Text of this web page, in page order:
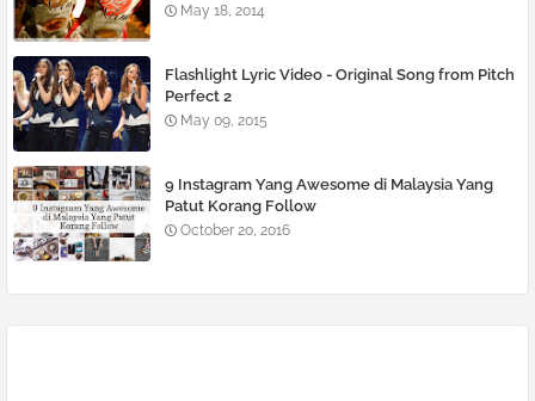
May 18, 2014
Flashlight Lyric Video - Original Song from Pitch
Perfect 2
May 09, 2015
9 Instagram Yang Awesome di Malaysia Yang
Patut Korang Follow
October 20, 2016